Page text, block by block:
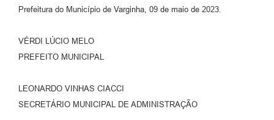
Prefeitura do Município de Varginha, 09 de maio de 2023.
VÉRDI LÚCIO MELO
PREFEITO MUNICIPAL
LEONARDO VINHAS CIACCI
SECRETÁRIO MUNICIPAL DE ADMINISTRAÇÃO